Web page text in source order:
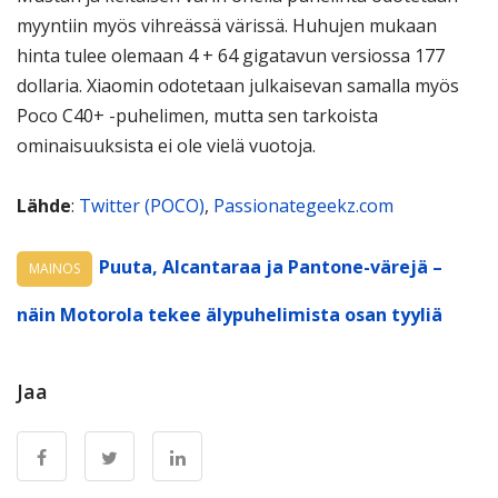
myyntiin myös vihreässä värissä. Huhujen mukaan
hinta tulee olemaan 4 + 64 gigatavun versiossa 177
dollaria. Xiaomin odotetaan julkaisevan samalla myös
Poco C40+ -puhelimen, mutta sen tarkoista
ominaisuuksista ei ole vielä vuotoja.
Lähde: Twitter (POCO), Passionategeekz.com
MAINOS
Puuta, Alcantaraa ja Pantone-värejä –
näin Motorola tekee älypuhelimista osan tyyliä
Jaa